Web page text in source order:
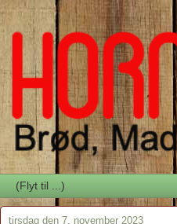
tirsdag den 7. november 2023